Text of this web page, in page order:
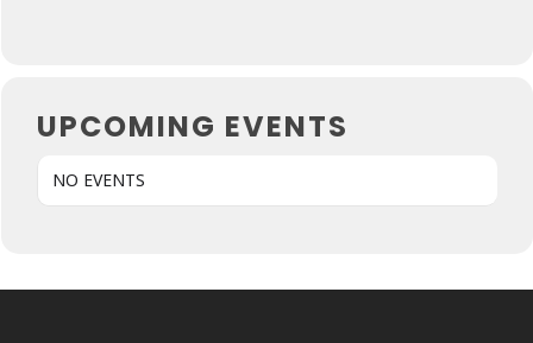
UPCOMING EVENTS
NO EVENTS